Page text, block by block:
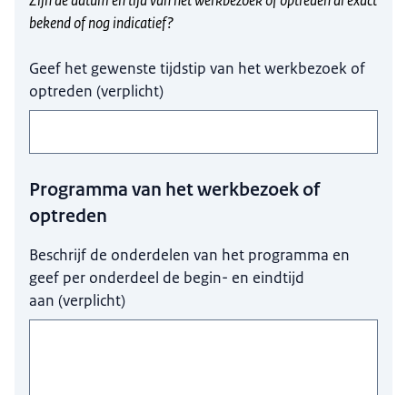
bekend of nog indicatief?
Geef het gewenste tijdstip van het werkbezoek of
optreden (verplicht)
Programma van het werkbezoek of
optreden
Beschrijf de onderdelen van het programma en
geef per onderdeel de begin- en eindtijd
aan (verplicht)